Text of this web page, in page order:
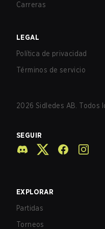
Carreras
LEGAL
Política de privacidad
Términos de servicio
2026 Sidledes AB. Todos
SEGUIR
EXPLORAR
Partidas
Torneos